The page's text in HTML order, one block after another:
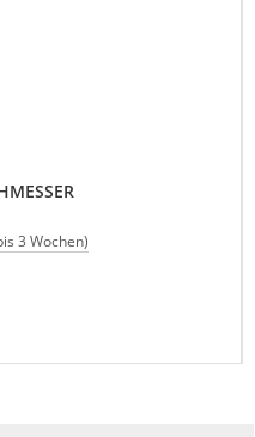
3 Wochen)